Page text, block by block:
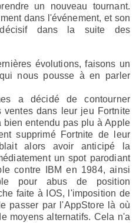
un nouveau tournant.
dans l'événement, et son
dans la suite des
évolutions, faisons un
nous pousse à en parler
a décidé de contourner
ventes dans leur jeu Fortnite
entendu pas plu à Apple
supprimé Fortnite de leur
alors avoir anticipé la
un spot parodiant
contre IBM en 1984, ainsi
pour abus de position
faite à IOS, l'imposition de
passer par l'AppStore là où
moyens alternatifs. Cela n'a